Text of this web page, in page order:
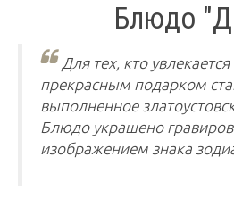
Блюдо
Для тех, кто
прекрасным подарком
выполненное
Блюдо украшено
изображением знака